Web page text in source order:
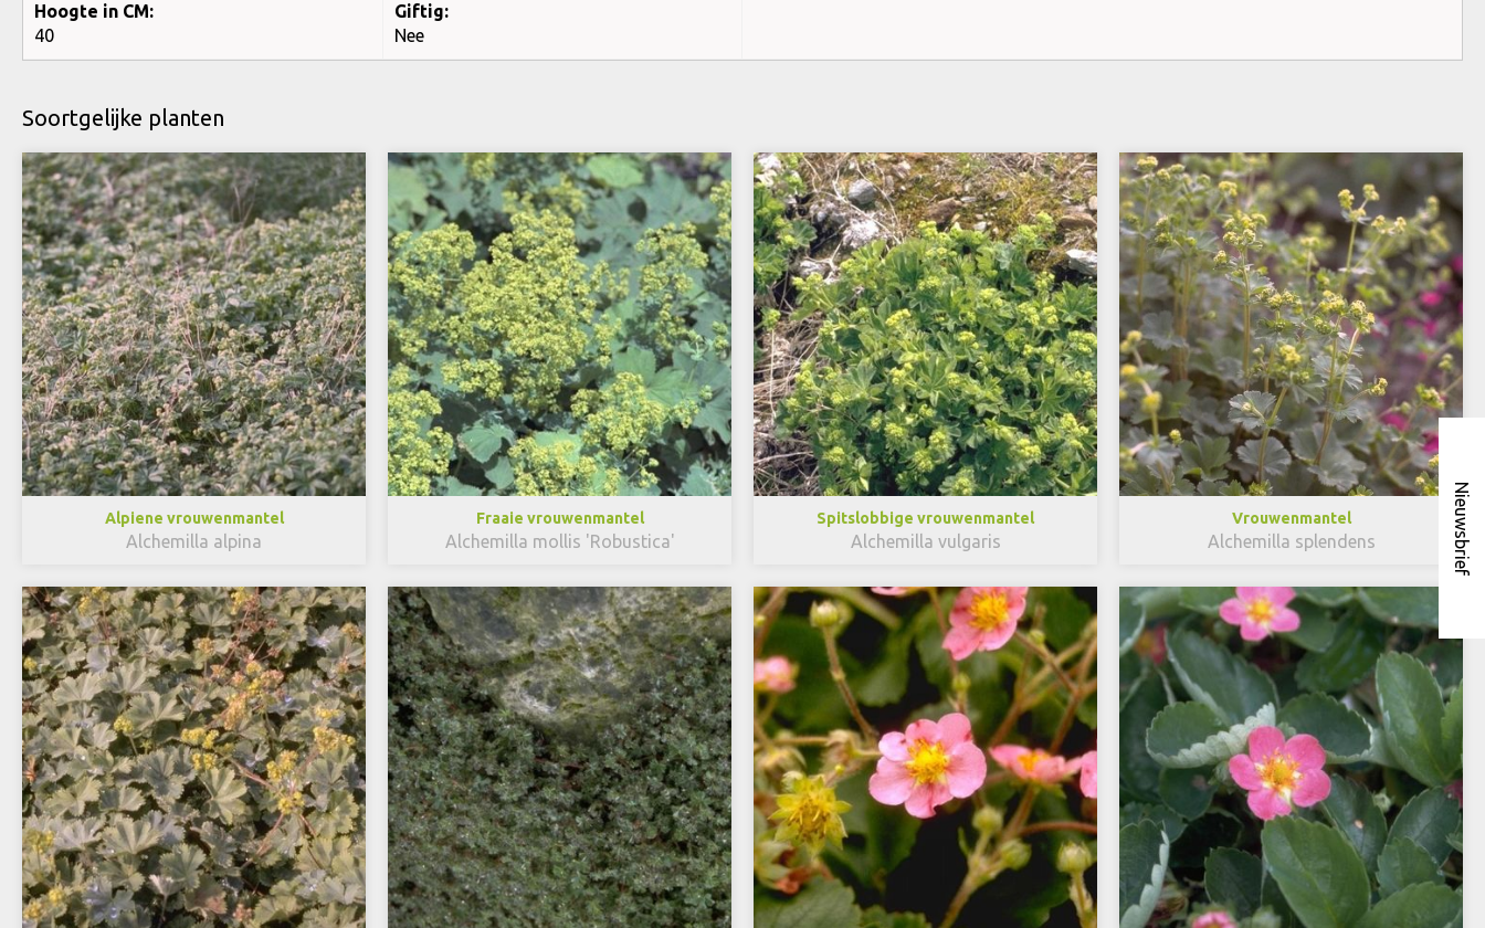
Hoogte in CM:
40
Giftig:
Nee
Soortgelijke planten
Alpiene vrouwenmantel
Alchemilla alpina
Fraaie vrouwenmantel
Alchemilla mollis 'Robustica'
Spitslobbige vrouwenmantel
Alchemilla vulgaris
Vrouwenmantel
Alchemilla splendens Nieuwsbrief